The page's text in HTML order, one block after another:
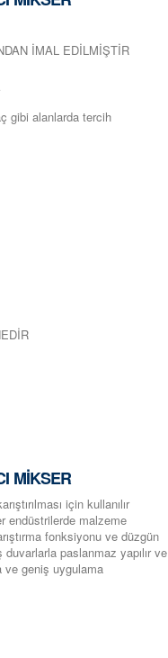
İMAL EDİLMİŞTİR
gibi alanlarda tercih
MİKSER
için kullanılır
endüstrilerde malzeme
fonksiyonu ve düzgün
duvarlarla paslanmaz yapılır ve
ve geniş uygulama